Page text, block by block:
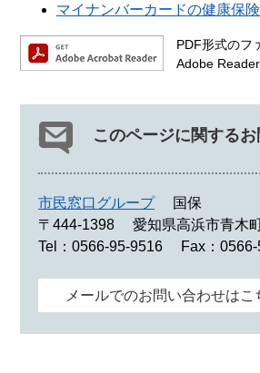
マイナンバーカードの健康保
PDF形式のフ
Adobe
このページに関する
市民窓口グループ
国保
〒444-1398
愛知県高浜市青木
Tel：0566-95-9516
Fax：
メールでのお問い合わせはこ